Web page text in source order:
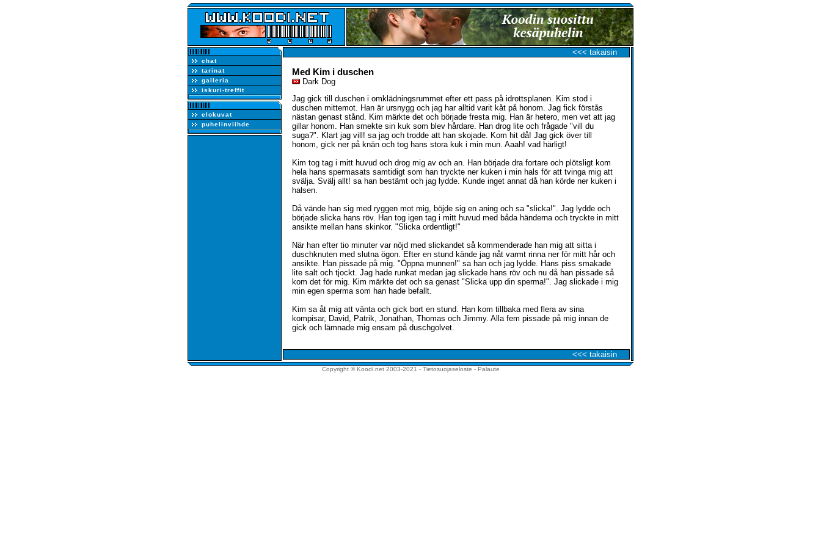
chat
tarinat
galleria
iskuri-treffit
elokuvat
puhelinviihde
<<< takaisin
Med Kim i duschen
Dark Dog
Jag gick till duschen i omklädningsrummet efter ett pass på idrottsplanen. Kim stod i
duschen mittemot. Han är ursnygg och jag har alltid varit kåt på honom. Jag fick förstås
nästan genast stånd. Kim märkte det och började fresta mig. Han är hetero, men vet att jag
gillar honom. Han smekte sin kuk som blev hårdare. Han drog lite och frågade "vill du
suga?". Klart jag vill! sa jag och trodde att han skojade. Kom hit då! Jag gick över till
honom, gick ner på knän och tog hans stora kuk i min mun. Aaah! vad härligt!
Kim tog tag i mitt huvud och drog mig av och an. Han började dra fortare och plötsligt kom
hela hans spermasats samtidigt som han tryckte ner kuken i min hals för att tvinga mig att
svälja. Svälj allt! sa han bestämt och jag lydde. Kunde inget annat då han körde ner kuken i
halsen.
Då vände han sig med ryggen mot mig, böjde sig en aning och sa "slicka!". Jag lydde och
började slicka hans röv. Han tog igen tag i mitt huvud med båda händerna och tryckte in mitt
ansikte mellan hans skinkor. "Slicka ordentligt!"
När han efter tio minuter var nöjd med slickandet så kommenderade han mig att sitta i
duschknuten med slutna ögon. Efter en stund kände jag nåt varmt rinna ner för mitt hår och
ansikte. Han pissade på mig. "Öppna munnen!" sa han och jag lydde. Hans piss smakade
lite salt och tjockt. Jag hade runkat medan jag slickade hans röv och nu då han pissade så
kom det för mig. Kim märkte det och sa genast "Slicka upp din sperma!". Jag slickade i mig
min egen sperma som han hade befallt.
Kim sa åt mig att vänta och gick bort en stund. Han kom tillbaka med flera av sina
kompisar, David, Patrik, Jonathan, Thomas och Jimmy. Alla fem pissade på mig innan de
gick och lämnade mig ensam på duschgolvet.
<<< takaisin
Copyright © Koodi.net 2003-2021 - Tietosuojaseloste - Palaute